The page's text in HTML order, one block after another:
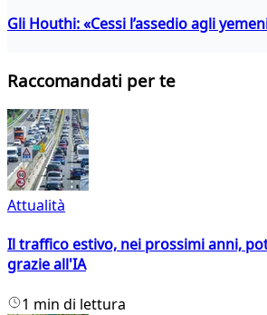
Gli Houthi: «Cessi l’assedio agli
Raccomandati per te
Attualità
Il traffico estivo, nei prossimi anni,
grazie all'IA
1 min di lettura